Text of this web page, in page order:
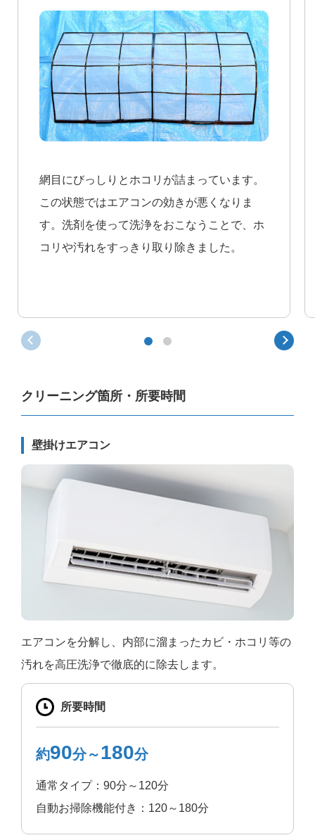
網目にびっしりとホコリが詰まっています。
この状態ではエアコンの効きが悪くなりま
す。洗剤を使って洗浄をおこなうことで、ホ
コリや汚れをすっきり取り除きました。
クリーニング箇所・所要時間
壁掛けエアコン
エアコンを分解し、内部に溜まったカビ・ホコリ等の
汚れを高圧洗浄で徹底的に除去します。
所要時間
約90分～180分
通常タイプ：90分～120分
自動お掃除機能付き：120～180分